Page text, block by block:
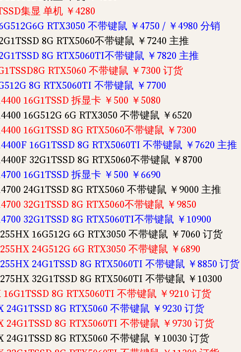
集显 单机 ￥4280
RTX3050 不带键鼠 ￥4750 / ￥4980 分销
8G RTX5060不带键鼠 ￥7240 主推
8G RTX5060TI不带键鼠 ￥7820 主推
RTX5060 不带键鼠 ￥7300 订货
8G RTX5060TI 不带键鼠 ￥7700
16G1TSSD 拆显卡 ￥500 ￥5080
16G512G 6G RTX3050 不带键鼠 ￥6520
16G1TSSD 8G RTX5060不带键鼠 ￥7300
16G1TSSD 8G RTX5060TI 不带键鼠 ￥7620 主推
32G1TSSD 8G RTX5060不带键鼠 ￥8700
16G1TSSD 拆显卡 ￥500 ￥6690
24G1TSSD 8G RTX5060 不带键鼠 ￥9000 主推
32G1TSSD 8G RTX5060不带键鼠 ￥9850
32G1TSSD 8G RTX5060TI不带键鼠 ￥10900
16G512G 6G RTX3050 不带键鼠 ￥7060 订货
24G512G 6G RTX3050 不带键鼠 ￥6890
24G1TSSD 8G RTX5060TI 不带键鼠 ￥8850 订货
32G1TSSD 8G RTX5060TI 不带键鼠 ￥10300
8G RTX5060TI 不带键鼠 ￥9210 订货
8G RTX5060 不带键鼠 ￥9230 订货
8G RTX5060TI 不带键鼠 ￥9730 订货
8G RTX5060 不带键鼠 ￥10030 订货